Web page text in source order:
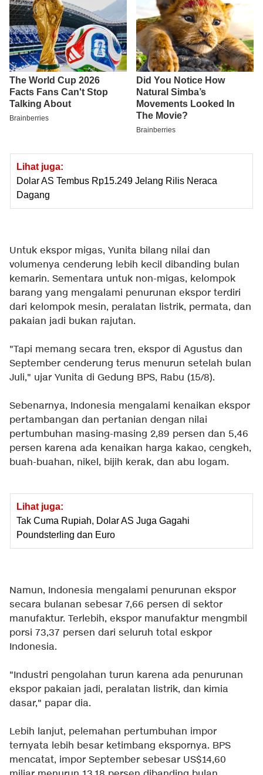
Lihat juga:
Dolar AS Tembus Rp15.249 Jelang Rilis Neraca
Dagang
Untuk ekspor migas, Yunita bilang nilai dan
volumenya cenderung lebih kecil dibanding bulan
kemarin. Sementara untuk non-migas, kelompok
barang yang mengalami penurunan ekspor terdiri
dari kelompok mesin, peralatan listrik, permata, dan
pakaian jadi bukan rajutan.
"Tapi memang secara tren, ekspor di Agustus dan
September cenderung terus menurun setelah bulan
Juli," ujar Yunita di Gedung BPS, Rabu (15/8).
Sebenarnya, Indonesia mengalami kenaikan ekspor
pertambangan dan pertanian dengan nilai
pertumbuhan masing-masing 2,89 persen dan 5,46
persen karena ada kenaikan harga kakao, cengkeh,
buah-buahan, nikel, bijih kerak, dan abu logam.
Lihat juga:
Tak Cuma Rupiah, Dolar AS Juga Gagahi
Poundsterling dan Euro
Namun, Indonesia mengalami penurunan ekspor
secara bulanan sebesar 7,66 persen di sektor
manufaktur. Terlebih, ekspor manufaktur mengmbil
porsi 73,37 persen dari seluruh total eskpor
Indonesia.
"Industri pengolahan turun karena ada penurunan
ekspor pakaian jadi, peralatan listrik, dan kimia
dasar," papar dia.
Lebih lanjut, pelemahan pertumbuhan impor
ternyata lebih besar ketimbang ekspornya. BPS
mencatat, impor September sebesar US$14,60